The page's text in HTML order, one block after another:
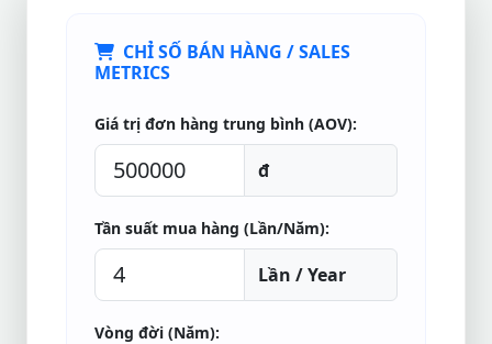
CHỈ SỐ BÁN HÀNG / SALES
METRICS
Giá trị đơn hàng trung bình (AOV):
đ
Tần suất mua hàng (Lần/Năm):
Lần / Year
Vòng đời (Năm):